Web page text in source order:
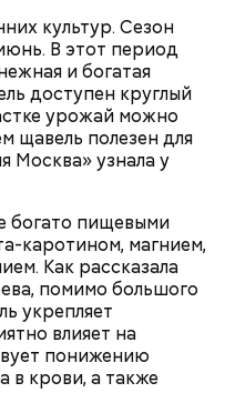
культур. Сезон
В этот период
и богатая
доступен круглый
урожай можно
щавель полезен для
Москва» узнала у
богато пищевыми
каротином, магнием,
Как рассказала
помимо большого
укрепляет
влияет на
понижению
в крови, а также